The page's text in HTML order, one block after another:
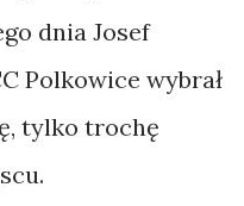
dnia Josef
Polkowice wybrał
tylko trochę